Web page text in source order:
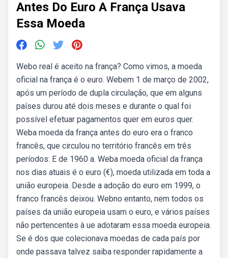
Antes Do Euro A França Usava
Essa Moeda
Webo real é aceito na frança? Como vimos, a moeda
oficial na frança é o euro. Webem 1 de março de 2002,
após um período de dupla circulação, que em alguns
países durou até dois meses e durante o qual foi
possível efetuar pagamentos quer em euros quer.
Weba moeda da frança antes do euro era o franco
francês, que circulou no território francês em três
períodos: E de 1960 a. Weba moeda oficial da frança
nos dias atuais é o euro (€), moeda utilizada em toda a
união europeia. Desde a adoção do euro em 1999, o
franco francês deixou. Webno entanto, nem todos os
países da união europeia usam o euro, e vários países
não pertencentes à ue adotaram essa moeda europeia.
Se é dos que colecionava moedas de cada país por
onde passava talvez saiba responder rapidamente a